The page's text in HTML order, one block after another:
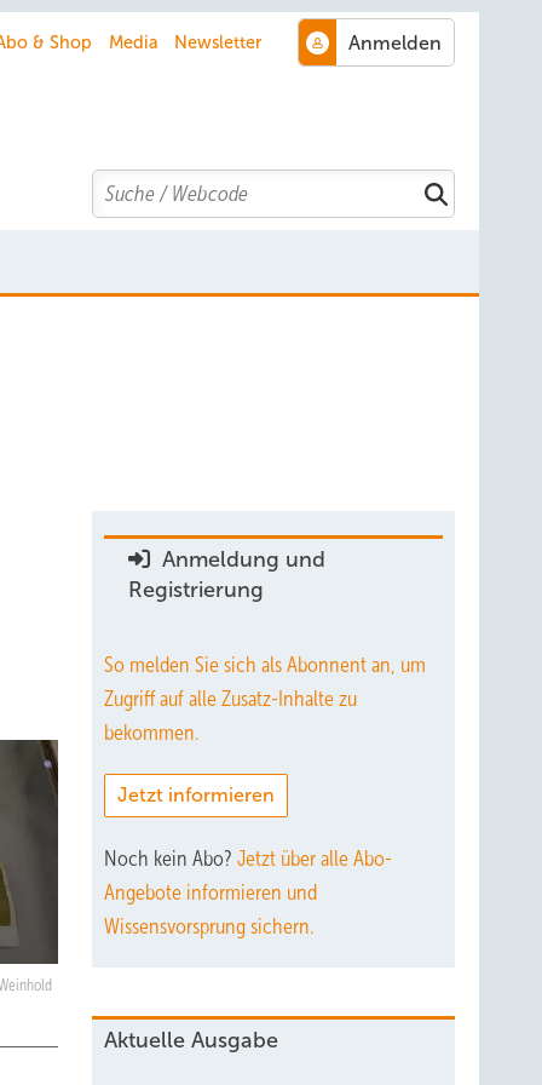
& Shop Media Newsletter
Search
Anmeldung und
Registrierung
So melden Sie sich als Abonnent an, um
Zugriff auf alle Zusatz-Inhalte zu
bekommen.
Jetzt informieren
Noch kein Abo? Jetzt über alle Abo-
Angebote informieren und
Wissensvorsprung sichern.
Aktuelle Ausgabe